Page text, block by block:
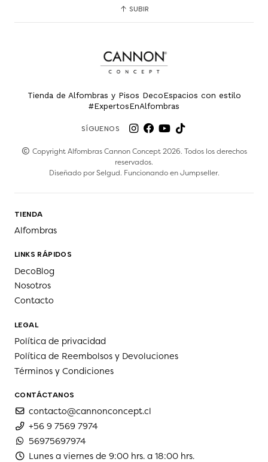
SUBIR
Tienda de Alfombras y Pisos DecoEspacios con estilo
#ExpertosEnAlfombras
SÍGUENOS
Copyright Alfombras Cannon Concept 2026. Todos los derechos
reservados.
Diseñado porSelgud. Funcionando enJumpseller.
TIENDA
Alfombras
LINKS RÁPIDOS
DecoBlog
Nosotros
Contacto
LEGAL
Política de privacidad
Política de Reembolsos y Devoluciones
Términos y Condiciones
CONTÁCTANOS
contacto@cannonconcept.cl
+56 9 7569 7974
56975697974
Lunes a viernes de 9:00 hrs. a 18:00 hrs.